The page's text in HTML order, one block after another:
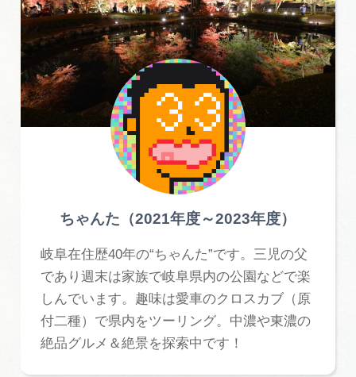
ちゃんた（2021年度～2023年度）
岐阜在住歴40年の“ちゃんた”です。三児の父
であり週末は家族で岐阜県内の公園などで楽
しんでいます。趣味は愛車のクロスカブ（原
付二種）で県内をツーリング。中濃や東濃の
絶品グルメ＆絶景を探索中です！